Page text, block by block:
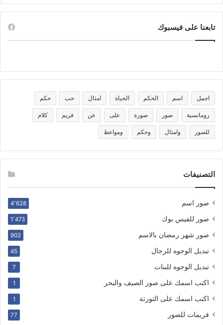
تابعنا على فيسبوك
اجمل اسم الحكم الحياة امثال حب حكم
رومانسية صور صورة على عن فريم كلام
للصور وامثال وحكم ومواعظ
التصنيفات
صور اسم 4٬628
صور للفيس بوك 1٬473
صور شهر رمضان بالاسم 902
تبديل الوجوه للرجال 45
تبديل الوجوه للبنات 7
اكتب اسمك على صور الصيف والبحر 1
اكتب اسمك على التورتة 1
فريمات للصور 77